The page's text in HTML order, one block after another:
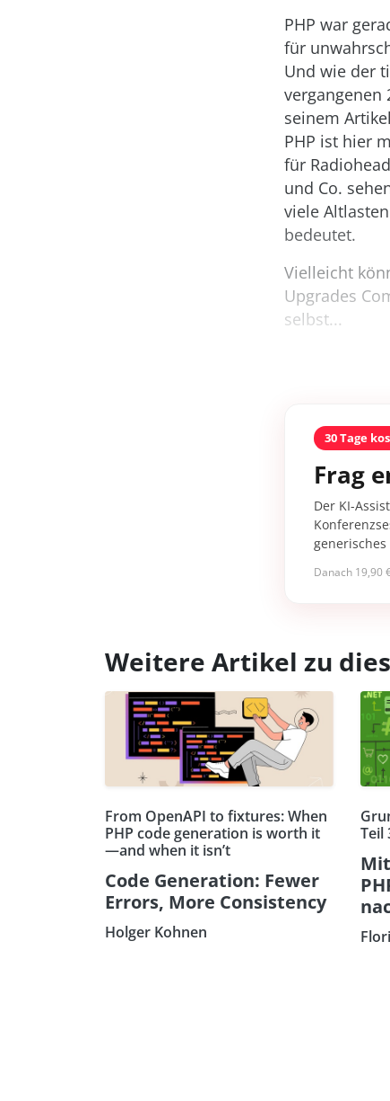
PHP war
für
Und wie der
vergangenen
seinem
PHP ist hier
für
und Co.
viele
bedeutet.
Vielleicht
Upgrades
selbst...
30 Tage
Frag
Der KI-
generisches
Danach 19,90
Weitere Artikel zu
From OpenAPI to fixtures: When
PHP code generation is worth it
—and when it isn’t
Code Generation: Fewer
Errors, More Consistency
Holger Kohnen
Teil